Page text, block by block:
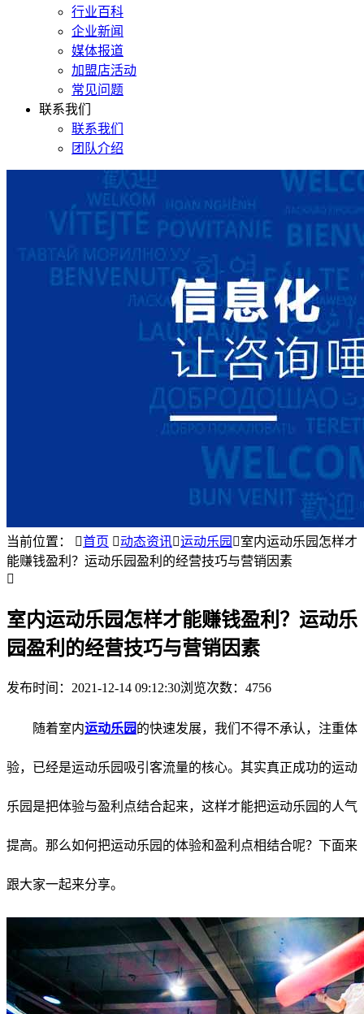
行业百科
企业新闻
媒体报道
加盟店活动
常见问题
联系我们
联系我们
团队介绍
当前位置： 首页 动态资讯运动乐园 室内运动乐园怎样才
能赚钱盈利？运动乐园盈利的经营技巧与营销因素

室内运动乐园怎样才能赚钱盈利？运动乐
园盈利的经营技巧与营销因素
发布时间： 2021-12-14 09:12:30浏览次数：4756
随着室内运动乐园的快速发展，我们不得不承认，注重体
验，已经是运动乐园吸引客流量的核心。其实真正成功的运动
乐园是把体验与盈利点结合起来，这样才能把运动乐园的人气
提高。那么如何把运动乐园的体验和盈利点相结合呢？下面来
跟大家一起来分享。